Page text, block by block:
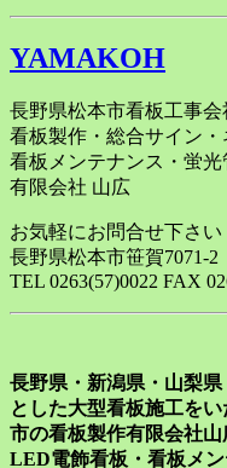
YAMAKOH
長野県松本市看板工事会
看板製作・総合サイン
看板メンテナンス・蛍
有限会社 山広
お気軽にお問合せ下さい
長野県松本市笹賀7071-2
TEL 0263(57)0022 FAX
長野県・新潟県・山梨
とした大型看板施工を
市の看板製作有限会社
LED電飾看板・看板メ